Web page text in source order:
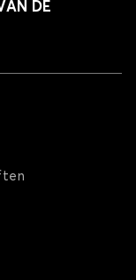
DE